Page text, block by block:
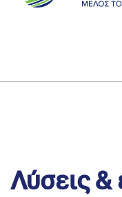
Λύσεις